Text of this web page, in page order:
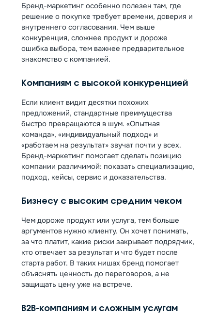
Бренд-маркетинг особенно полезен там, где
решение о покупке требует времени, доверия и
внутреннего согласования. Чем выше
конкуренция, сложнее продукт и дороже
ошибка выбора, тем важнее предварительное
знакомство с компанией.
Компаниям с высокой конкуренцией
Если клиент видит десятки похожих
предложений, стандартные преимущества
быстро превращаются в шум. «Опытная
команда», «индивидуальный подход» и
«работаем на результат» звучат почти у всех.
Бренд-маркетинг помогает сделать позицию
компании различимой: показать специализацию,
подход, кейсы, сервис и доказательства.
Бизнесу с высоким средним чеком
Чем дороже продукт или услуга, тем больше
аргументов нужно клиенту. Он хочет понимать,
за что платит, какие риски закрывает подрядчик,
кто отвечает за результат и что будет после
старта работ. В таких нишах бренд помогает
объяснять ценность до переговоров, а не
защищать цену уже на встрече.
B2B-компаниям и сложным услугам